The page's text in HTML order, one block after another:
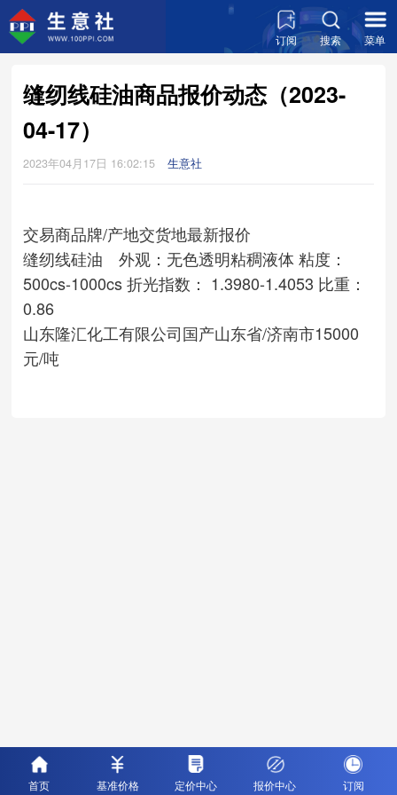
订阅 搜索 菜单
缝纫线硅油商品报价动态（2023-
04-17）
2023年04月17日 16:02:15 生意社
交易商品牌/产地交货地最新报价
缝纫线硅油 外观：无色透明粘稠液体 粘度：
500cs-1000cs 折光指数： 1.3980-1.4053 比重：
0.86
山东隆汇化工有限公司国产山东省/济南市15000
元/吨
首页 基准价格 定价中心 报价中心 订阅